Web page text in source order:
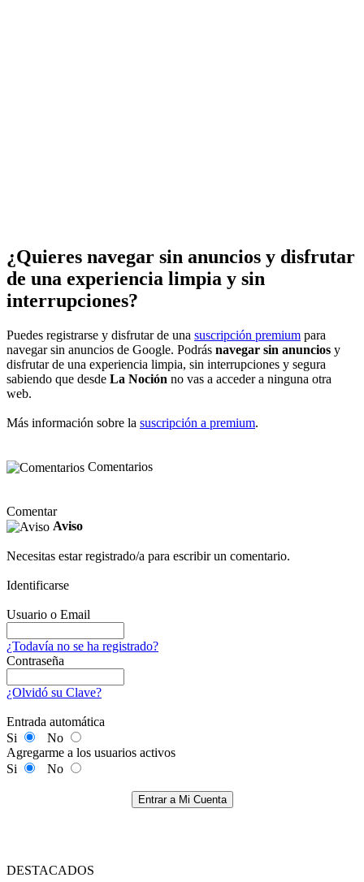
¿Quieres navegar sin anuncios y disfrutar
de una experiencia limpia y sin
interrupciones?
Puedes registrarse y disfrutar de una suscripción premium para
navegar sin anuncios de Google. Podrás navegar sin anuncios y
disfrutar de una experiencia limpia, sin interrupciones y segura
sabiendo que desde La Noción no vas a acceder a ninguna otra
web.
Más información sobre la suscripción a premium.
Comentarios
Comentar
Aviso
Necesitas estar registrado/a para escribir un comentario.
Identificarse
Usuario o Email
¿Todavía no se ha registrado?
Contraseña
¿Olvidó su Clave?
Entrada automática
Si
No
Agregarme a los usuarios activos
Si
No
Entrar a Mi Cuenta
DESTACADOS